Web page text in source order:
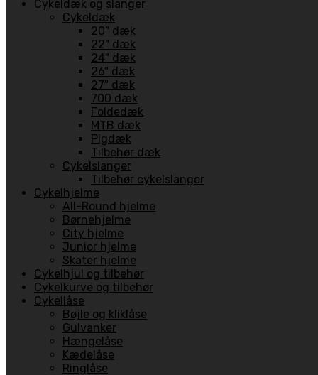
Cykeldæk og slanger
Cykeldæk
20" dæk
22" dæk
24" dæk
26" dæk
27" dæk
700 dæk
Foldedæk
MTB dæk
Pigdæk
Tilbehør dæk
Cykelslanger
Tilbehør cykelslanger
Cykelhjelme
All-Round hjelme
Børnehjelme
City hjelme
Junior hjelme
Skater hjelme
Cykelhjul og tilbehør
Cykelkurve og tilbehør
Cykellåse
Bøjle og kliklåse
Gulvanker
Hængelåse
Kædelåse
Ringlåse